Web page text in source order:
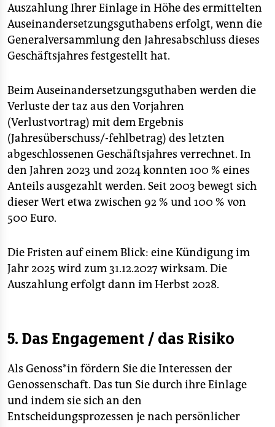
Auszahlung Ihrer Einlage in Höhe des ermittelten
Auseinandersetzungsguthabens erfolgt, wenn die
Generalversammlung den Jahresabschluss dieses
Geschäftsjahres festgestellt hat.
Beim Auseinandersetzungsguthaben werden die
Verluste der taz aus den Vorjahren
(Verlustvortrag) mit dem Ergebnis
(Jahresüberschuss/-fehlbetrag) des letzten
abgeschlossenen Geschäftsjahres verrechnet. In
den Jahren 2023 und 2024 konnten 100 % eines
Anteils ausgezahlt werden. Seit 2003 bewegt sich
dieser Wert etwa zwischen 92 % und 100 % von
500 Euro.
Die Fristen auf einem Blick: eine Kündigung im
Jahr 2025 wird zum 31.12.2027 wirksam. Die
Auszahlung erfolgt dann im Herbst 2028.
5. Das Engagement / das Risiko
Als Genoss*in fördern Sie die Interessen der
Genossenschaft. Das tun Sie durch ihre Einlage
und indem sie sich an den
Entscheidungsprozessen je nach persönlicher